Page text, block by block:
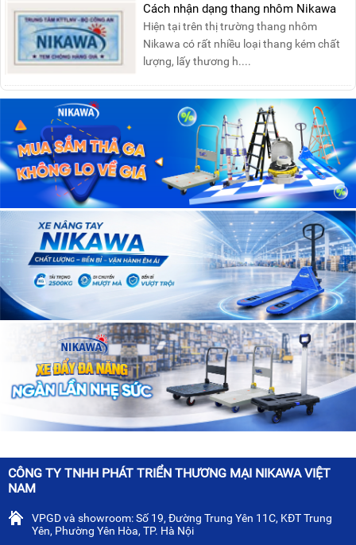
Cách nhận dạng thang nhôm Nikawa
Hiện tại trên thị trường thang nhôm
Nikawa có rất nhiều loại thang kém chất
lượng, lấy thương h....
CÔNG TY TNHH PHÁT TRIỂN THƯƠNG MẠI NIKAWA VIỆT
NAM
VPGD và showroom: Số 19, Đường Trung Yên 11C, KĐT Trung
Yên, Phường Yên Hòa, TP. Hà Nội